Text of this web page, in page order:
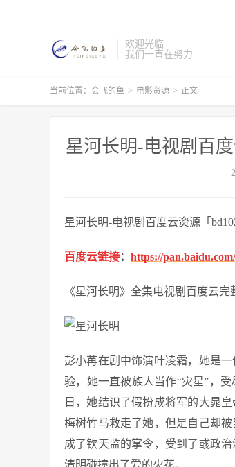
欢迎光临
我们一直在努力
当前位置： 会飞的鱼 > 电影资源 > 正文
星河长明-电视剧百
星河长明-电视剧百度云资源「
百度云链接： https://
《星河长明》全集电视剧百度云
彭小苒在剧中饰演叶凌霜，她是
验，她一直被族人当作“灾星”，
日，她结识了假扮成将军的大晁
梅树竹马救走了她，但是自己却
成了钦天监的掌令，受到了彧政
清明碰撞出了爱的火花。